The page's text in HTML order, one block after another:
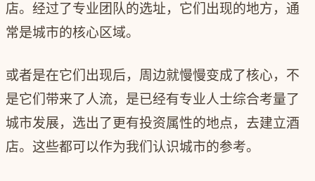
店。经过了专业团队的选址，它们出现的地方，通
常是城市的核心区域。
或者是在它们出现后，周边就慢慢变成了核心，不
是它们带来了人流，是已经有专业人士综合考量了
城市发展，选出了更有投资属性的地点，去建立酒
店。这些都可以作为我们认识城市的参考。